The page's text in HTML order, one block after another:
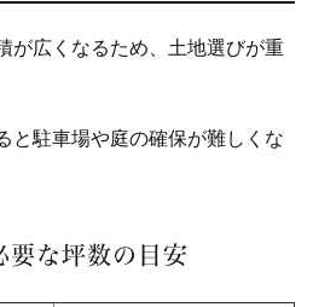
が広くなるため、土地選びが重
と駐車場や庭の確保が難しくな
要な坪数の目安